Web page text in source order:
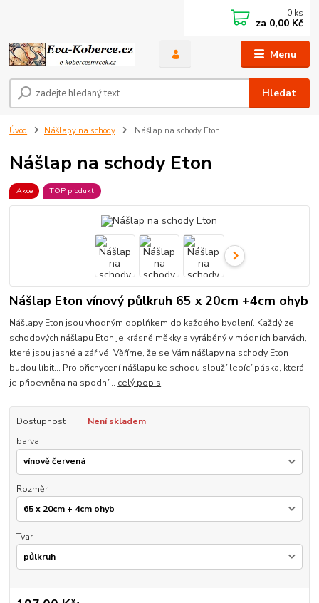
Menu
Hledat
0 ks
za 0,00 Kč
Úvod Nášlapy na schody Nášlap na schody Eton
Nášlap na schody Eton
Akce TOP produkt
Nášlap Eton vínový půlkruh 65 x 20cm +4cm ohyb
Nášlapy Eton jsou vhodným doplňkem do každého bydlení. Každý ze
schodových nášlapu Eton je krásně měkky a vyráběný v módních barvách,
které jsou jasné a zářivé. Věříme, že se Vám nášlapy na schody Eton
budou líbit... Pro přichycení nášlapu ke schodu slouží lepící páska, která
je připevněna na spodní... celý popis
Dostupnost
Není skladem
barva
Rozměr
Tvar